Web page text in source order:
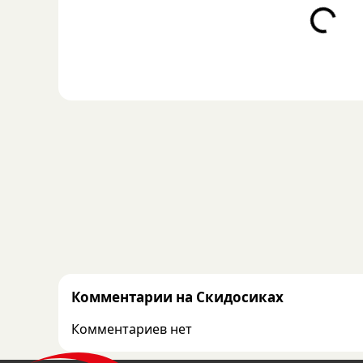
Loading...
Комментарии на Скидосиках
Комментариев нет